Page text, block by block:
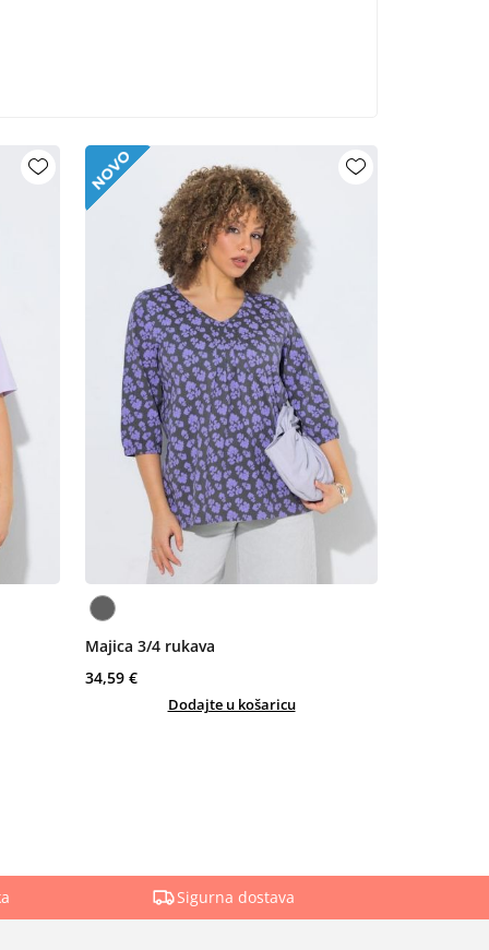
Majica 3/4 rukava
34,59 €
Dodajte u košaricu
Sigurna dostava